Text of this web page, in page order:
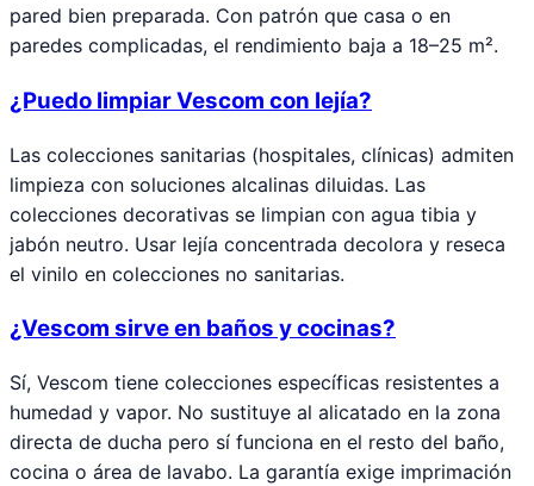
pared bien preparada. Con patrón que casa o en
paredes complicadas, el rendimiento baja a 18–25 m².
¿Puedo limpiar Vescom con lejía?
Las colecciones sanitarias (hospitales, clínicas) admiten
limpieza con soluciones alcalinas diluidas. Las
colecciones decorativas se limpian con agua tibia y
jabón neutro. Usar lejía concentrada decolora y reseca
el vinilo en colecciones no sanitarias.
¿Vescom sirve en baños y cocinas?
Sí, Vescom tiene colecciones específicas resistentes a
humedad y vapor. No sustituye al alicatado en la zona
directa de ducha pero sí funciona en el resto del baño,
cocina o área de lavabo. La garantía exige imprimación